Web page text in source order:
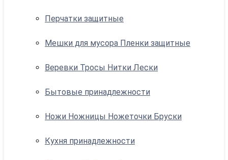
Перчатки защитные
Мешки для мусора Пленки защитные
Веревки Тросы Нитки Лески
Бытовые принадлежности
Ножи Ножницы Ножеточки Бруски
Кухня принадлежности